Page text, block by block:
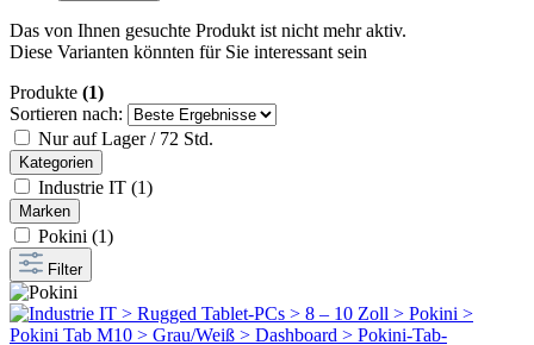
Das von Ihnen gesuchte Produkt ist nicht mehr aktiv.
Diese Varianten könnten für Sie interessant sein
Produkte (1)
Sortieren nach:
Nur auf Lager / 72 Std.
Kategorien
Industrie IT (1)
Marken
Pokini (1)
Filter